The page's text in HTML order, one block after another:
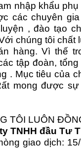
nhập khẩu
các chuyên
, đào tạo
chúng tôi chất
hàng. Vì thế
tập đoàn,
. Mục tiêu của
mong được
TÔI LUÔN
TNHH đầu Tư
giao dịch: